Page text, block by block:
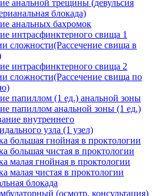
анальной трещины (девульсия
блокада)
анальных бахромок
интрасфинктерного свища 1
сложности(Рассечение свища в
интрасфинктерного свища 2
сложности(Рассечение свища по
папиллом (1 ед.) анальной зоны
папиллом анальной зоны (1 ед.)
внутреннего
узла (1 узел)
большая гнойная в проктологии
большая чистая в проктологии
малая гнойная в проктологии
малая чистая в проктологии
блокада
(осмотр, консультация)